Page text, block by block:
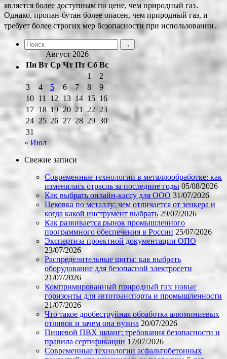
является более доступным по цене, чем природный газ․
Однако, пропан-бутан более опасен, чем природный газ, и
требует более строгих мер безопасности при использовании․
Август 2026
Пн Вт Ср Чт Пт Сб Вс
1
2
3
4 5 6 7 8
9
10 11 12 13 14 15 16
17 18 19 20 21 22 23
24 25 26 27 28 29 30
31
« Июл
Свежие записи
Современные технологии в металлообработке: как
изменилась отрасль за последние годы 05/08/2026
Как выбрать онлайн-кассу для ООО 31/07/2026
Цековка по металлу: чем отличается от зенкера и
когда какой инструмент выбрать 29/07/2026
Как развивается рынок промышленного
программного обеспечения в России 25/07/2026
Экспертиза проектной документации ОПО
23/07/2026
Распределительные щиты: как выбрать
оборудование для безопасной электросети
21/07/2026
Компримированный природный газ: новые
горизонты для автотранспорта и промышленности
21/07/2026
Что такое дробеструйная обработка алюминиевых
отливок и зачем она нужна 20/07/2026
Пищевой ПВХ шланг: требования безопасности и
правила сертификации 17/07/2026
Современные технологии асфальтобетонных